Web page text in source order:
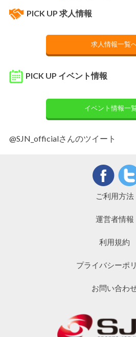
PICK UP 求人情報
求人情報一覧
PICK UP イベント情報
イベント情報一
@SJN_officialさんのツイート
ご利用方法
運営者情報
利用規約
プライバシーポ
お問い合わ